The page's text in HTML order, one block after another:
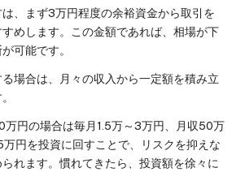
、まず3万円程度の余裕資金から取引を
めします。この金額であれば、相場が下
可能です。
場合は、月々の収入から一定額を積み立
万円の場合は毎月1.5万～3万円、月収50万
円を投資に回すことで、リスクを抑えな
れます。慣れてきたら、投資額を徐々に